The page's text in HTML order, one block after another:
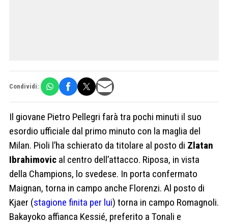
Condividi:
Il giovane Pietro Pellegri farà tra pochi minuti il suo
esordio ufficiale dal primo minuto con la maglia del
Milan. Pioli l’ha schierato da titolare al posto di Zlatan
Ibrahimovic al centro dell’attacco. Riposa, in vista
della Champions, lo svedese. In porta confermato
Maignan, torna in campo anche Florenzi. Al posto di
Kjaer (stagione finita per lui) torna in campo Romagnoli.
Bakayoko affianca Kessié, preferito a Tonali e